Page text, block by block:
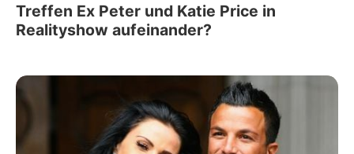
Treffen Ex Peter und Katie Price in
Realityshow aufeinander?